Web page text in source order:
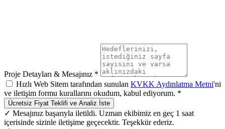
Proje Detayları & Mesajınız *
Hızlı Web Sitem tarafından sunulan KVKK Aydınlatma Metni'ni
ve iletişim formu kurallarını okudum, kabul ediyorum. *
Ücretsiz Fiyat Teklifi ve Analiz İste
✓ Mesajınız başarıyla iletildi. Uzman ekibimiz en geç 1 saat
içerisinde sizinle iletişime geçecektir. Teşekkür ederiz.